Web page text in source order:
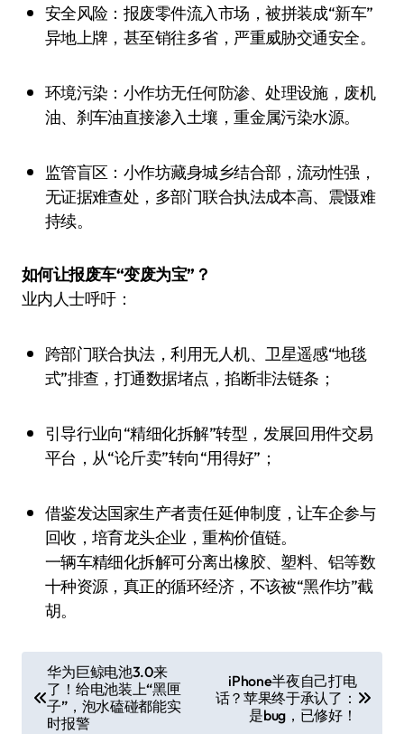
安全风险：报废零件流入市场，被拼装成“新车”
异地上牌，甚至销往多省，严重威胁交通安全。
环境污染：小作坊无任何防渗、处理设施，废机
油、刹车油直接渗入土壤，重金属污染水源。
监管盲区：小作坊藏身城乡结合部，流动性强，
无证据难查处，多部门联合执法成本高、震慑难
持续。
如何让报废车“变废为宝”？
业内人士呼吁：
跨部门联合执法，利用无人机、卫星遥感“地毯
式”排查，打通数据堵点，掐断非法链条；
引导行业向“精细化拆解”转型，发展回用件交易
平台，从“论斤卖”转向“用得好”；
借鉴发达国家生产者责任延伸制度，让车企参与
回收，培育龙头企业，重构价值链。
一辆车精细化拆解可分离出橡胶、塑料、铝等数
十种资源，真正的循环经济，不该被“黑作坊”截
胡。
章
华为巨鲸电池3.0来
了！给电池装上“黑匣
子”，泡水磕碰都能实
时报警
iPhone半夜自己打电
话？苹果终于承认了：
是bug，已修好！